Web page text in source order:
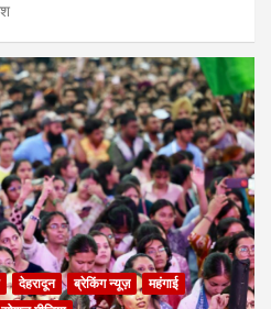
देहरादून ब्रेकिंग न्यूज़
महंगाई